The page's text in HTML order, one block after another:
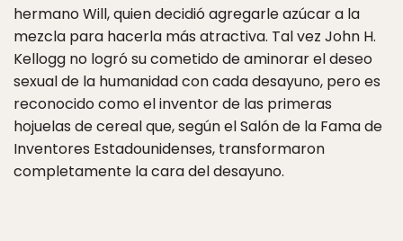
hermano Will, quien decidió agregarle azúcar a la
mezcla para hacerla más atractiva. Tal vez John H.
Kellogg no logró su cometido de aminorar el deseo
sexual de la humanidad con cada desayuno, pero es
reconocido como el inventor de las primeras
hojuelas de cereal que, según el Salón de la Fama de
Inventores Estadounidenses, transformaron
completamente la cara del desayuno.